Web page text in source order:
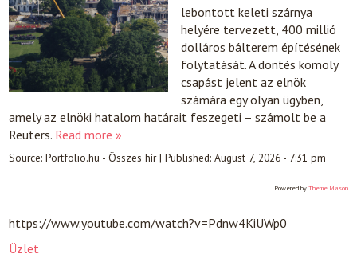
lebontott keleti szárnya
helyére tervezett, 400 millió
dolláros bálterem építésének
folytatását. A döntés komoly
csapást jelent az elnök
számára egy olyan ügyben,
amely az elnöki hatalom határait feszegeti – számolt be a
Reuters. Read more »
Source:Portfolio.hu - Összes hír|Published:August 7, 2026 - 7:31 pm
Powered by Theme Mason
https://www.youtube.com/watch?v=Pdnw4KiUWp0
Üzlet